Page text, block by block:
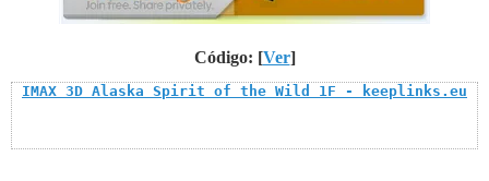
Código: [Ver]
IMAX 3D Alaska Spirit of the Wild 1F - keeplinks.eu